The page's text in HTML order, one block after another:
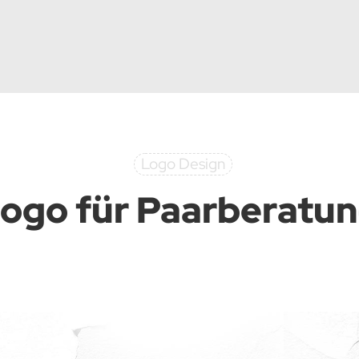
Logo Design
für